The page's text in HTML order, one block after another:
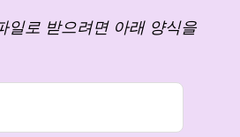
일로 받으려면 아래 양식을